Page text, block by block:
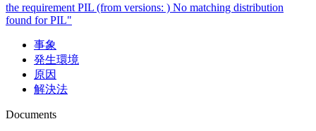
the requirement PIL (from versions: ) No matching distribution
found for PIL"
事象
発生環境
原因
解決法
Documents